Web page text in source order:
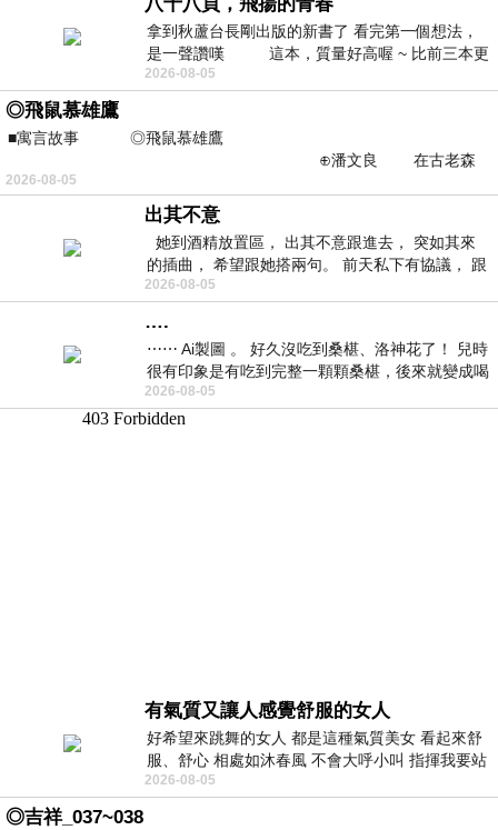
八十八頁，飛揚的青春
拿到秋蘆台長剛出版的新書了 看完第一個想法，
是一聲讚嘆 這本，質量好高喔 ~ 比前三本更
勝一
2026-08-05
◎飛鼠慕雄鷹
■寓言故事 ◎飛鼠慕雄鷹
⊕潘文良 在古老森
林的底層，住著一隻小飛鼠
2026-08-05
出其不意
她到酒精放置區， 出其不意跟進去， 突如其來
的插曲， 希望跟她搭兩句。 前天私下有協議， 跟
著阿弟丟拉基
2026-08-05
….
⋯⋯ Ai製圖 。 好久沒吃到桑椹、洛神花了！ 兒時
很有印象是有吃到完整一顆顆桑椹，後來就變成喝
桑椹汁。 現在是連喝都沒喝
2026-08-05
有氣質又讓人感覺舒服的女人
好希望來跳舞的女人 都是這種氣質美女 看起來舒
服、舒心 相處如沐春風 不會大呼小叫 指揮我要站
哪個位子 妳老幾？？
2026-08-05
◎吉祥_037~038